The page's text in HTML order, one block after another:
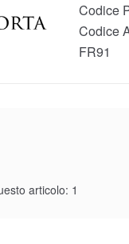
Codice
Codice
FR91
articolo: 1